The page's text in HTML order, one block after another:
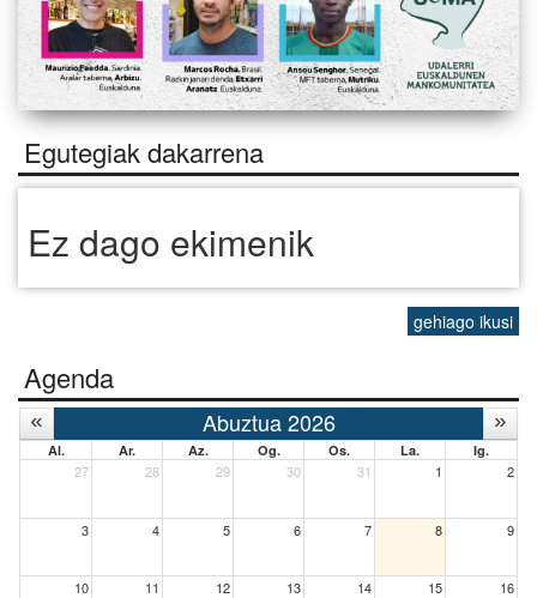
Egutegiak dakarrena
Ez dago ekimenik
gehiago ikusi
Agenda
Abuztua 2026
Al. Ar. Az. Og. Os. La. Ig.
27 28 29 30 31 1 2
3 4 5 6 7 8 9
10 11 12 13 14 15 16